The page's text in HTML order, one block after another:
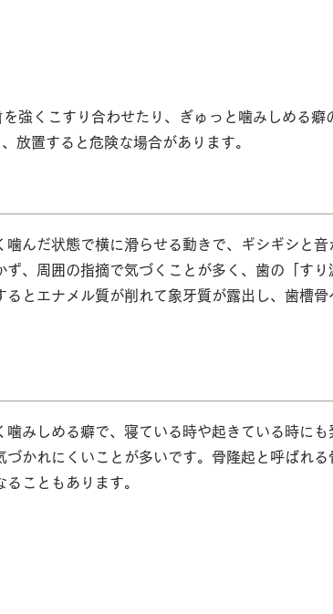
強くこすり合わせたり、ぎゅっと噛みしめる癖
放置すると危険な場合があります。
噛んだ状態で横に滑らせる動きで、ギシギシと音
ず、周囲の指摘で気づくことが多く、歯の「す
るとエナメル質が削れて象牙質が露出し、歯槽骨
噛みしめる癖で、寝ている時や起きている時に
づかれにくいことが多いです。骨隆起と呼ばれ
ることもあります。